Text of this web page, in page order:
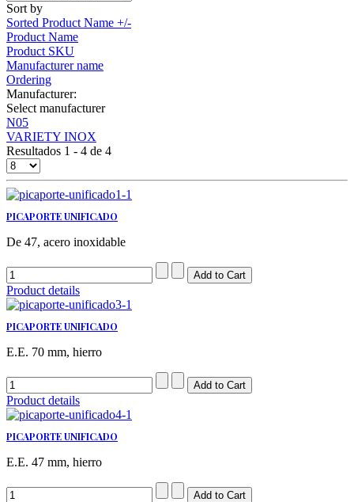
Sort by
Sorted Product Name +/-
Product Name
Product SKU
Manufacturer name
Ordering
Manufacturer:
Select manufacturer
N05
VARIETY INOX
Resultados 1 - 4 de 4
PICAPORTE UNIFICADO
De 47, acero inoxidable
Product details
PICAPORTE UNIFICADO
E.E. 70 mm, hierro
Product details
PICAPORTE UNIFICADO
E.E. 47 mm, hierro